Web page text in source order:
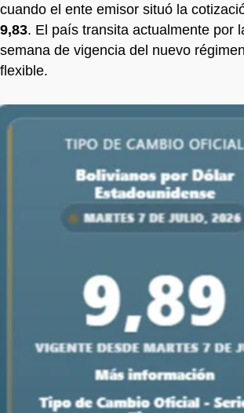
cuando el ente emisor situó la
9,83. El país transita actualmente por
semana de vigencia del nuevo
flexible.